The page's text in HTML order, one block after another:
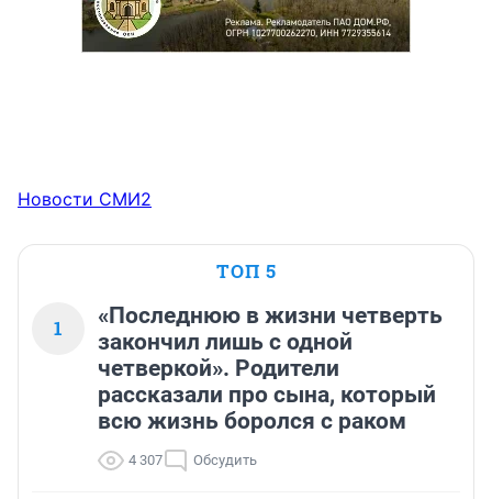
Новости СМИ2
ТОП 5
1
«Последнюю в жизни четверть
закончил лишь с одной
четверкой». Родители
рассказали про сына, который
всю жизнь боролся с раком
4 307 Обсудить